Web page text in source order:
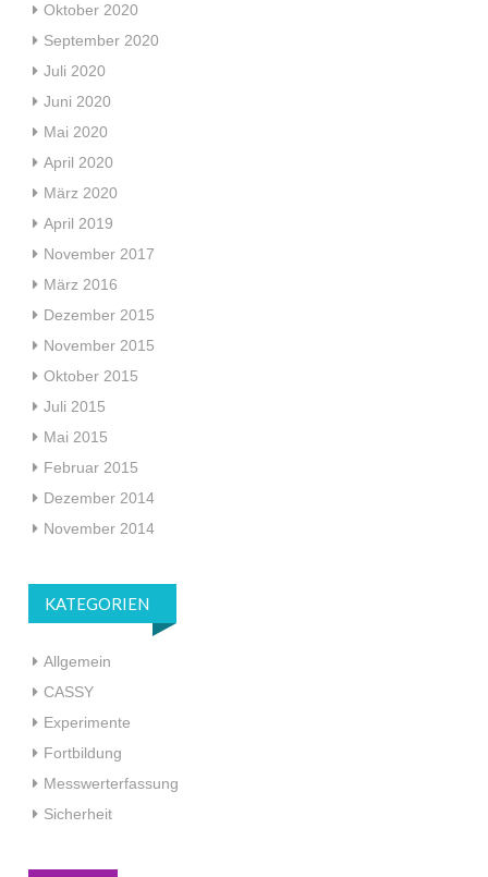
Oktober 2020
September 2020
Juli 2020
Juni 2020
Mai 2020
April 2020
März 2020
April 2019
November 2017
März 2016
Dezember 2015
November 2015
Oktober 2015
Juli 2015
Mai 2015
Februar 2015
Dezember 2014
November 2014
KATEGORIEN
Allgemein
CASSY
Experimente
Fortbildung
Messwerterfassung
Sicherheit